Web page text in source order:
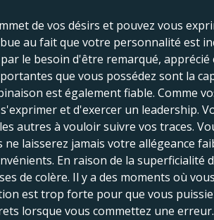
de vos désirs et pouvez vous
au fait que votre personnalité est
le besoin d'être remarqué,
que vous possédez sont la
est également fiable. Comme
et d'exercer un leadership.
autres à vouloir suivre vos traces.
laisserez jamais votre allégeance
En raison de la superficialité
de colère. Il y a des moments où
est trop forte pour que vous
lorsque vous commettez une erreur.